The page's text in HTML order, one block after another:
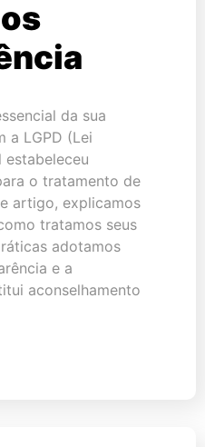
da sua
a LGPD (Lei
estabeleceu
o tratamento de
artigo, explicamos
tratamos seus
adotamos
e a
aconselhamento